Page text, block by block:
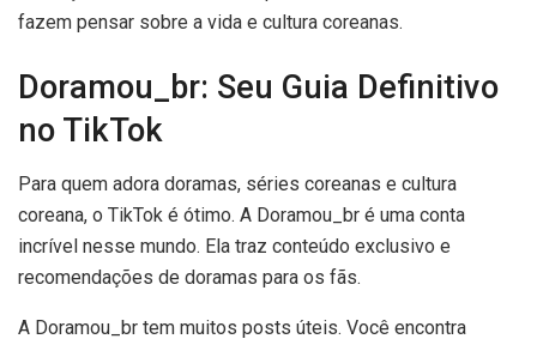
fazem pensar sobre a vida e cultura coreanas.
Doramou_br: Seu Guia Definitivo
no TikTok
Para quem adora doramas, séries coreanas e cultura
coreana, o TikTok é ótimo. A Doramou_br é uma conta
incrível nesse mundo. Ela traz conteúdo exclusivo e
recomendações de doramas para os fãs.
A Doramou_br tem muitos posts úteis. Você encontra